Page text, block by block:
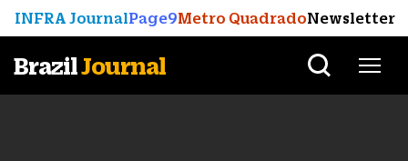
INFRA JournalPage9Metro QuadradoNewsletter
BrazilJournal